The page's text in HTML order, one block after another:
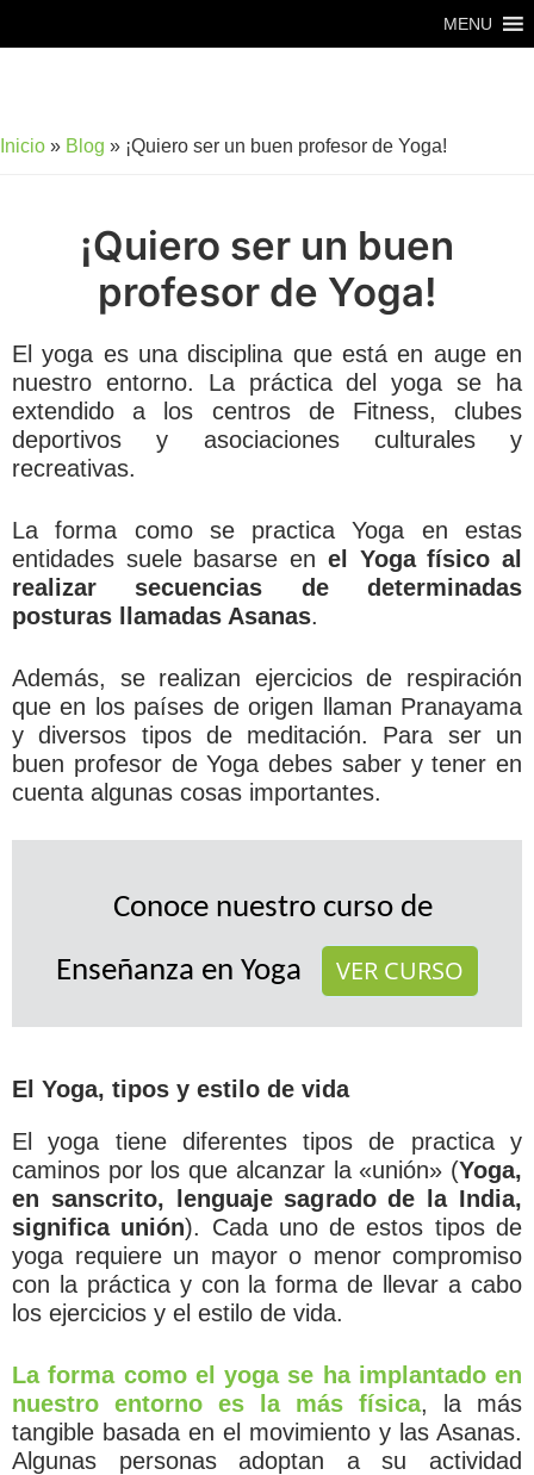
al
al
página
MENU
Inicio » Blog » ¡Quiero ser un buen profesor de Yoga!
¡Quiero ser un buen
profesor de Yoga!
El yoga es una disciplina que está en auge en
nuestro entorno. La práctica del yoga se ha
extendido a los centros de Fitness, clubes
deportivos y asociaciones culturales y
recreativas.
La forma como se practica Yoga en estas
entidades suele basarse en el Yoga físico al
realizar secuencias de determinadas
posturas llamadas Asanas.
Además, se realizan ejercicios de respiración
que en los países de origen llaman Pranayama
y diversos tipos de meditación. Para ser un
buen profesor de Yoga debes saber y tener en
cuenta algunas cosas importantes.
Conoce nuestro curso de
Enseñanza en Yoga
VER CURSO
El Yoga, tipos y estilo de vida
El yoga tiene diferentes tipos de practica y
caminos por los que alcanzar la «unión» (Yoga,
en sanscrito, lenguaje sagrado de la India,
significa unión). Cada uno de estos tipos de
yoga requiere un mayor o menor compromiso
con la práctica y con la forma de llevar a cabo
los ejercicios y el estilo de vida.
La forma como el yoga se ha implantado en
nuestro entorno es la más física, la más
tangible basada en el movimiento y las Asanas.
Algunas personas adoptan a su actividad